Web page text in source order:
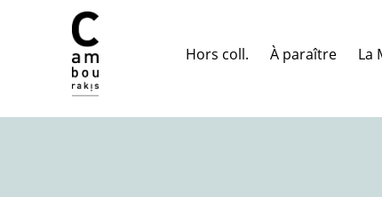
Hors coll. À paraître La